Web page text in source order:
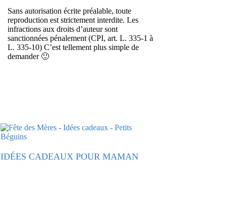
Sans autorisation écrite préalable, toute
reproduction est strictement interdite. Les
infractions aux droits d’auteur sont
sanctionnées pénalement (CPI, art. L. 335-1 à
L. 335-10) C’est tellement plus simple de
demander 🙂
IDÉES CADEAUX POUR MAMAN